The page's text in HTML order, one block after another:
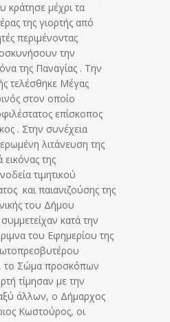
κράτησε μέχρι τα
της γιορτής από
περιμένοντας
την
της Παναγίας . Την
τελέσθηκε Μέγας
στον οποίο
επίσκοπος
. Στην συνέχεια
λιτάνευση της
της
τιμητικού
και παιανιζούσης της
του Δήμου
κατά την
του Εφημερίου της
το Σώμα προσκόπων
τίμησαν με την
άλλων, ο Δήμαρχος
Κωστούρος, οι